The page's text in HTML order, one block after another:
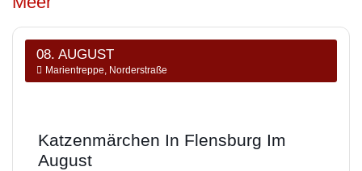
08. AUGUST
Marientreppe, Norderstraße
Katzenmärchen In Flensburg Im
August